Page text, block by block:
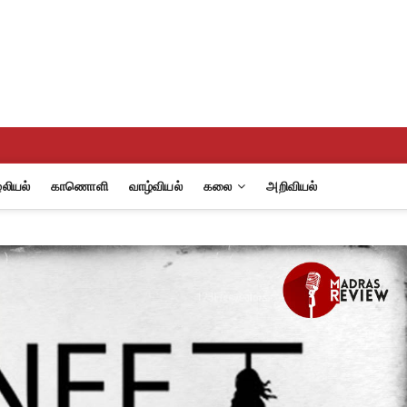
காணொளி வாழ்வியல் கலை அறிவியல்